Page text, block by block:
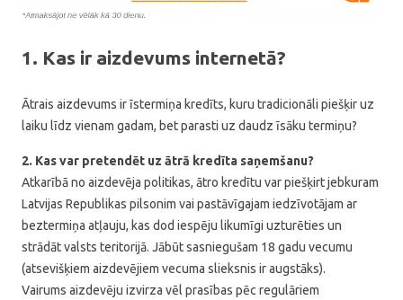
1. Kas ir aizdevums internetā?
Ātrais aizdevums ir īstermiņa kredīts, kuru tradicionāli piešķir uz
laiku līdz vienam gadam, bet parasti uz daudz īsāku termiņu?
2. Kas var pretendēt uz ātrā kredīta saņemšanu?
Atkarībā no aizdevēja politikas, ātro kredītu var piešķirt jebkuram
Latvijas Republikas pilsonim vai pastāvīgajam iedzīvotājam ar
beztermiņa atļauju, kas dod iespēju likumīgi uzturēties un
strādāt valsts teritorijā. Jābūt sasniegušam 18 gadu vecumu
(atsevišķiem aizdevējiem vecuma slieksnis ir augstāks).
Vairums aizdevēju izvirza vēl prasības pēc regulāriem